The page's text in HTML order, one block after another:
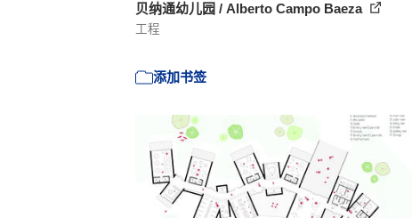
贝纳通幼儿园 / Alberto Campo Baeza
工程
添加书签